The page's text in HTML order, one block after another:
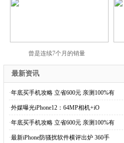
曾是连续7个月的销量
最新资讯
·年底买手机攻略 立省600元 亲测100%有
·外媒曝光iPhone12：64MP相机+iO
·年底买手机攻略 立省600元 亲测100%有
·最新iPhone防骚扰软件横评出炉 360手